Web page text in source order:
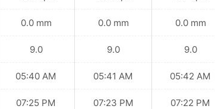
0.0 mm
9.0
05:40 AM
07:25 PM
0.0 mm
9.0
05:41 AM
07:23 PM
0.0 mm
9.0
05:42 AM
07:22 PM